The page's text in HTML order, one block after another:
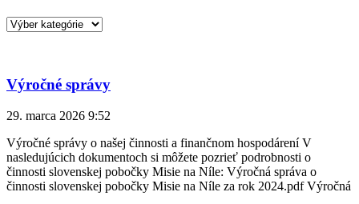
Kategórie
Výročné správy
29. marca 2026 9:52
Výročné správy o našej činnosti a finančnom hospodárení V
nasledujúcich dokumentoch si môžete pozrieť podrobnosti o
činnosti slovenskej pobočky Misie na Níle: Výročná správa o
činnosti slovenskej pobočky Misie na Níle za rok 2024.pdf Výročná